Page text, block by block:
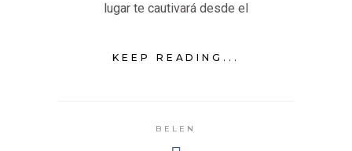
lugar te cautivará desde el
KEEP READING...
BELEN